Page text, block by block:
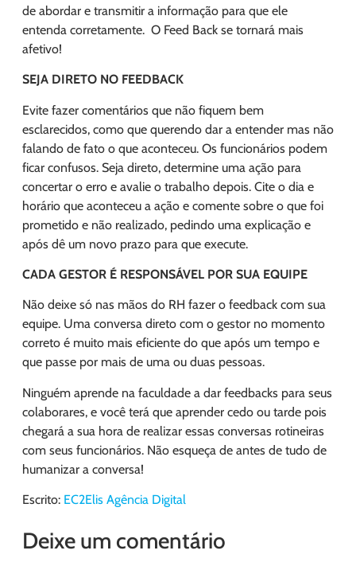
de abordar e transmitir a informação para que ele
entenda corretamente. O Feed Back se tornará mais
afetivo!
SEJA DIRETO NO FEEDBACK
Evite fazer comentários que não fiquem bem
esclarecidos, como que querendo dar a entender mas não
falando de fato o que aconteceu. Os funcionários podem
ficar confusos. Seja direto, determine uma ação para
concertar o erro e avalie o trabalho depois. Cite o dia e
horário que aconteceu a ação e comente sobre o que foi
prometido e não realizado, pedindo uma explicação e
após dê um novo prazo para que execute.
CADA GESTOR É RESPONSÁVEL POR SUA EQUIPE
Não deixe só nas mãos do RH fazer o feedback com sua
equipe. Uma conversa direto com o gestor no momento
correto é muito mais eficiente do que após um tempo e
que passe por mais de uma ou duas pessoas.
Ninguém aprende na faculdade a dar feedbacks para seus
colaborares, e você terá que aprender cedo ou tarde pois
chegará a sua hora de realizar essas conversas rotineiras
com seus funcionários. Não esqueça de antes de tudo de
humanizar a conversa!
Escrito: EC2Elis Agência Digital
Deixe um comentário